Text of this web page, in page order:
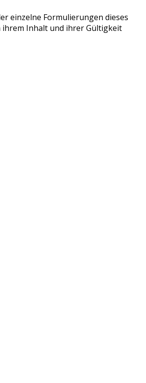
einzelne Formulierungen dieses
ihrem Inhalt und ihrer Gültigkeit